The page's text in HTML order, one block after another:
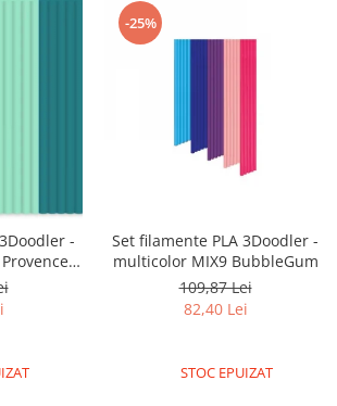
-
-25%
Set filamente PLA 3Doodler -
multicolor MIX9 BubbleGum
109,87 Lei
82,40 Lei
STOC EPUIZAT